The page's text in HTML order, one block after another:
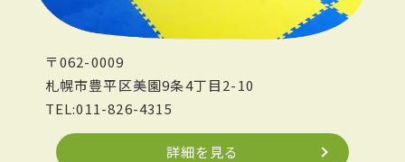
〒062-0009
札幌市豊平区美園9条4丁目2-10
TEL:011-826-4315
詳細を見る